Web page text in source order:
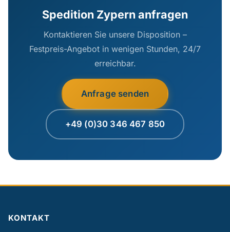
Spedition Zypern anfragen
Kontaktieren Sie unsere Disposition –
Festpreis-Angebot in wenigen Stunden, 24/7
erreichbar.
Anfrage senden
+49 (0)30 346 467 850
KONTAKT